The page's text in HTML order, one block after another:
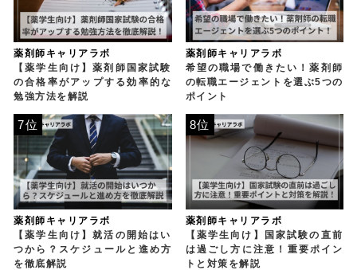
薬剤師キャリアラボ
【薬学生向け】薬剤師国家試験
の合格率がアップする効率的な
勉強方法を解説
薬剤師キャリアラボ
希望の職場で働きたい！薬剤師
の転職エージェントを選ぶ5つの
ポイント
薬剤師キャリアラボ
【薬学生向け】就活の開始はい
つから？スケジュールと進め方
を徹底解説
7位
薬剤師キャリアラボ
【薬学生向け】国家試験の直前
は過ごし方に注意！重要ポイン
トと対策を解説
8位